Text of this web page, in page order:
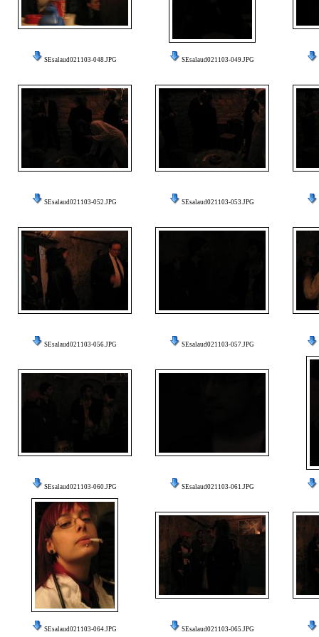
SEsalaud021103-048.JPG SEsalaud021103-049.JPG
SEsalaud021103-052.JPG SEsalaud021103-053.JPG
SEsalaud021103-056.JPG SEsalaud021103-057.JPG
SEsalaud021103-060.JPG SEsalaud021103-061.JPG
SEsalaud021103-064.JPG SEsalaud021103-065.JPG